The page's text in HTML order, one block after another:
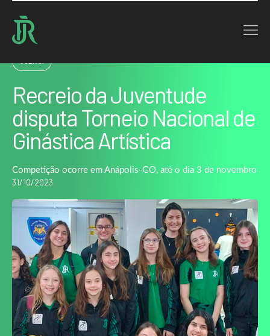
Home : Noticias : Recreio da Juventude disputa Torneio Nacional de Ginástica
Artística
Recreio da Juventude
disputa Torneio Nacional de
Ginástica Artística
Competição ocorre em Anápolis-GO, até o dia 3 de novembro
31/10/2023